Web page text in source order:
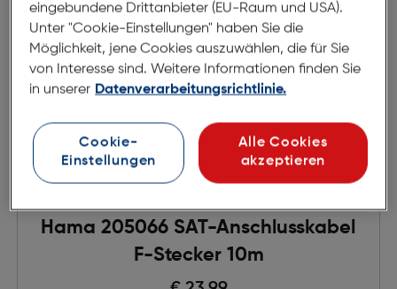
Hama 205066 SAT-Anschlusskabel
F-Stecker 10m
eingebundene Drittanbieter (EU-Raum und USA).
Unter "Cookie-Einstellungen" haben Sie die
Möglichkeit, jene Cookies auszuwählen, die für Sie
von Interesse sind. Weitere Informationen finden Sie
in unserer Datenverarbeitungsrichtlinie.
Cookie-
Einstellungen
Alle Cookies
akzeptieren